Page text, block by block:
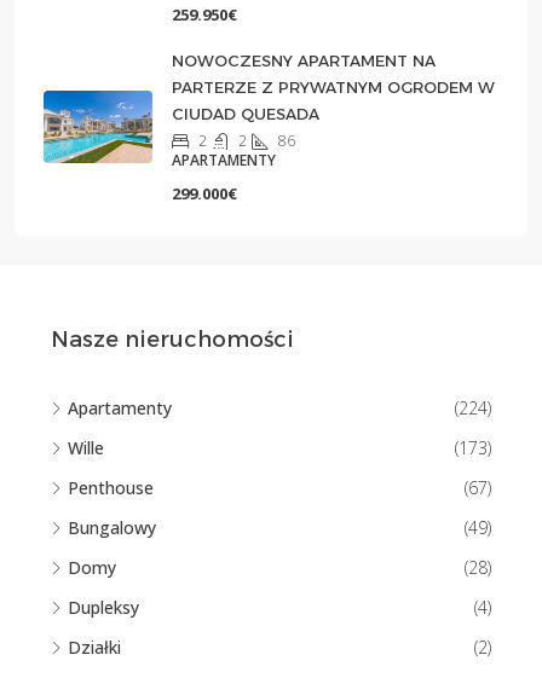
259.950€
NOWOCZESNY APARTAMENT NA
PARTERZE Z PRYWATNYM OGRODEM W
CIUDAD QUESADA
2 2
86
APARTAMENTY
299.000€
Nasze nieruchomości
Apartamenty
(224)
Wille
(173)
Penthouse
(67)
Bungalowy
(49)
Domy
(28)
Dupleksy
(4)
Działki
(2)